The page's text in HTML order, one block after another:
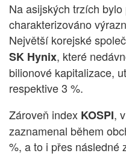
Na asijských trzích
charakterizováno
Největší korejské
SK Hynix, které
bilionové kapitalizace,
respektive 3 %.
Zároveň index KOSPI,
zaznamenal během
%, a to i přes následné